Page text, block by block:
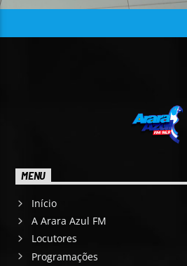
MENU
Início
A Arara Azul FM
Locutores
Programações